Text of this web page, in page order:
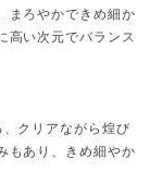
まろやかできめ細か
高い次元でバランス
、クリアながら煌び
もあり、きめ細やか